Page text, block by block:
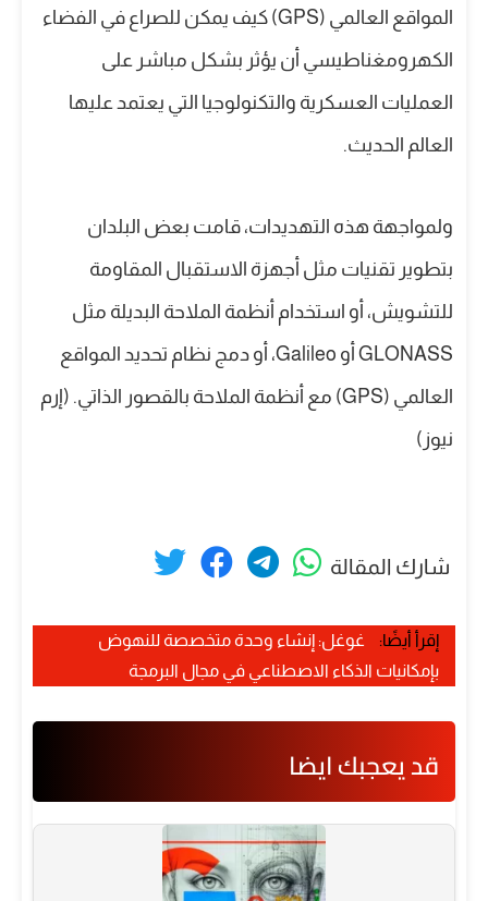
المواقع العالمي (GPS) كيف يمكن للصراع في الفضاء
الكهرومغناطيسي أن يؤثر بشكل مباشر على
العمليات العسكرية والتكنولوجيا التي يعتمد عليها
العالم الحديث.
ولمواجهة هذه التهديدات، قامت بعض البلدان
بتطوير تقنيات مثل أجهزة الاستقبال المقاومة
للتشويش، أو استخدام أنظمة الملاحة البديلة مثل
GLONASS أو Galileo، أو دمج نظام تحديد المواقع
العالمي (GPS) مع أنظمة الملاحة بالقصور الذاتي. (إرم
نيوز)
شارك المقالة
إقرأ أيضًا:
غوغل: إنشاء وحدة متخصصة للنهوض
بإمكانيات الذكاء الاصطناعي في مجال البرمجة
قد يعجبك ايضا